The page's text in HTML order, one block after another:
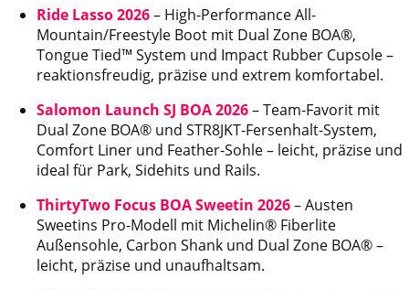
Ride Lasso 2026– High-Performance All-
Mountain/Freestyle Boot mit Dual Zone BOA®,
Tongue Tied™ System und Impact Rubber Cupsole –
reaktionsfreudig, präzise und extrem komfortabel.
Salomon Launch SJ BOA 2026– Team-Favorit mit
Dual Zone BOA® und STR8JKT-Fersenhalt-System,
Comfort Liner und Feather-Sohle – leicht, präzise und
ideal für Park, Sidehits und Rails.
ThirtyTwo Focus BOA Sweetin 2026– Austen
Sweetins Pro-Modell mit Michelin® Fiberlite
Außensohle, Carbon Shank und Dual Zone BOA® –
leicht, präzise und unaufhaltsam.